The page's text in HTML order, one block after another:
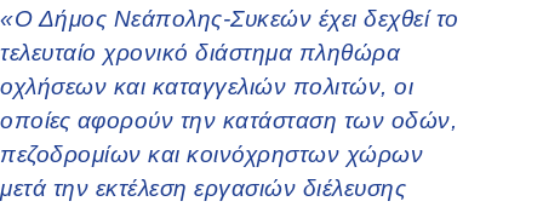
«Ο Δήμος Νεάπολης-Συκεών έχει δεχθεί το
τελευταίο χρονικό διάστημα πληθώρα
οχλήσεων και καταγγελιών πολιτών, οι
οποίες αφορούν την κατάσταση των οδών,
πεζοδρομίων και κοινόχρηστων χώρων
μετά την εκτέλεση εργασιών διέλευσης